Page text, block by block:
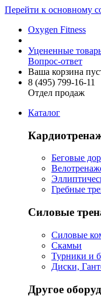
Перейти к основному
Oxygen Fitness
Уцененные
Вопрос-ответ
Ваша корзина
8 (495) 799-16-11
Отдел продаж
Каталог
Беговые
Гребные
Силовые
Силовые
Скамьи
Турники и
Диски,
Другое